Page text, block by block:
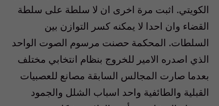
الكويتي. اثبت مرة اخرى ان لا سلطة على سلطة
القضاء وان احدا لا يمكنه كسر التوازن بين
السلطات. المحكمة حصنت مرسوم الصوت الواحد
الذي اصدره الامير للخروج بنظام انتخابي مختلف
بعدما صارت المجالس السابقة مصانع للعصبيات
القبلية والطائفية واحد اسباب الشلل والجمود